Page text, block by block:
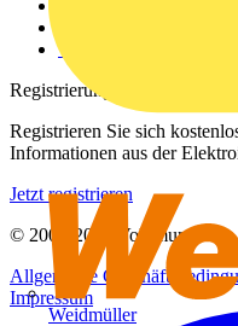
Weidmüller
voltimum.com
Registrierung
Registrieren Sie sich
Informationen aus der
Jetzt registrieren
© 2002-
2026
Voltimum
Allgemeine
Impressum